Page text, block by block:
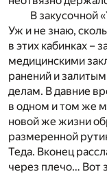
В закусочной
Уж и не знаю,
в этих кабинках –
медицинскими
ранений и
делам. В давние
в одном и том же
новой же жизни
размеренной
Теда. Вконец
через плечо… Вот